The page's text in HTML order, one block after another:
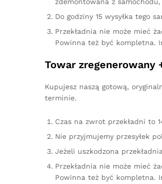
zdemontowana z
Do godziny 15 wysyłka tego
Przekładnia nie może mieć
Powinna też być kompletna.
Towar zregenerowany
Kupujesz naszą gotową,
terminie.
Czas na zwrot przekładni to
Nie przyjmujemy przesyłek
Jeżeli uszkodzona
Przekładnia nie może mieć
Powinna też być kompletna.